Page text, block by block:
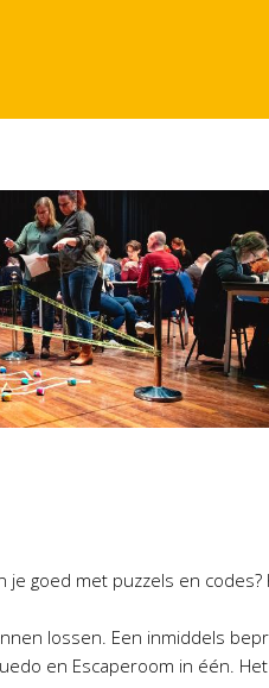
goed met puzzels en codes?
lossen. Een inmiddels
en Escaperoom in één.